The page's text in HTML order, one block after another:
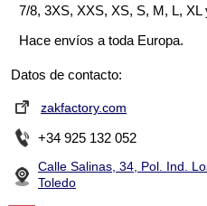
7/8, 3XS, XXS, XS, S, M, L, XL
Hace envíos a toda Europa.
Datos de contacto:
zakfactory.com
+34 925 132 052
Calle Salinas, 34, Pol. Ind.
Toledo